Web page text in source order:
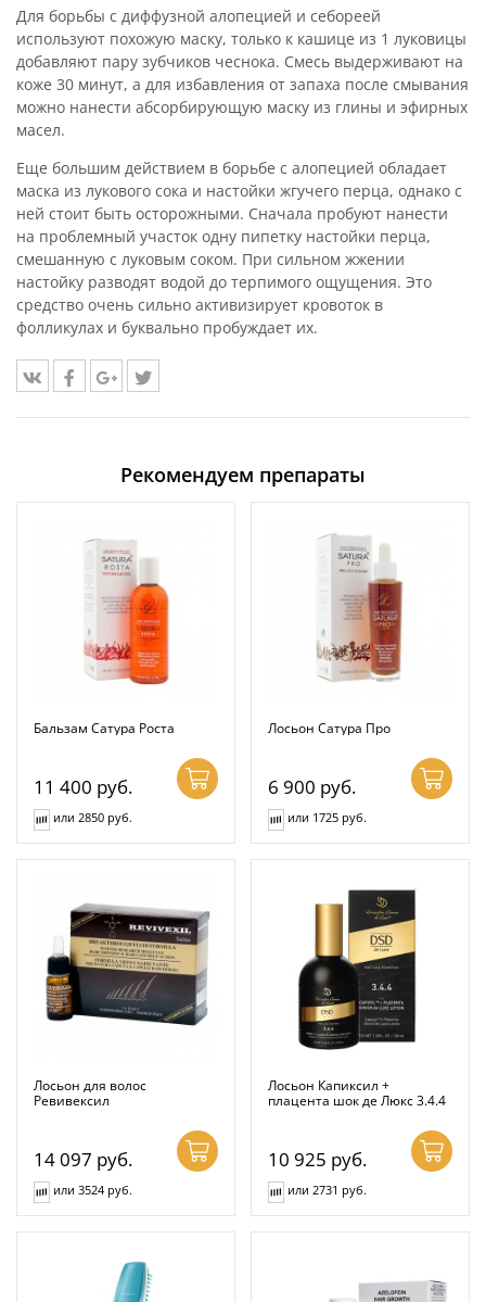
Для борьбы с диффузной алопецией и себореей
используют похожую маску, только к кашице из 1 луковицы
добавляют пару зубчиков чеснока. Смесь выдерживают на
коже 30 минут, а для избавления от запаха после смывания
можно нанести абсорбирующую маску из глины и эфирных
масел.
Еще большим действием в борьбе с алопецией обладает
маска из лукового сока и настойки жгучего перца, однако с
ней стоит быть осторожными. Сначала пробуют нанести
на проблемный участок одну пипетку настойки перца,
смешанную с луковым соком. При сильном жжении
настойку разводят водой до терпимого ощущения. Это
средство очень сильно активизирует кровоток в
фолликулах и буквально пробуждает их.
Рекомендуем препараты
Бальзам Сатура Роста
11 400 руб.
или 2850 руб.
Лосьон Сатура Про
6 900 руб.
или 1725 руб.
Лосьон для волос
Ревивексил
14 097 руб.
или 3524 руб.
Лосьон Капиксил +
плацента шок де Люкс 3.4.4
10 925 руб.
или 2731 руб.